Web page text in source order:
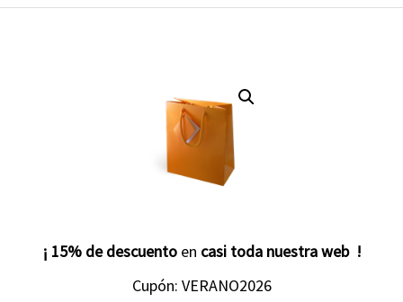
¡ 15% de descuento en casi toda nuestra web !
Cupón: VERANO2026